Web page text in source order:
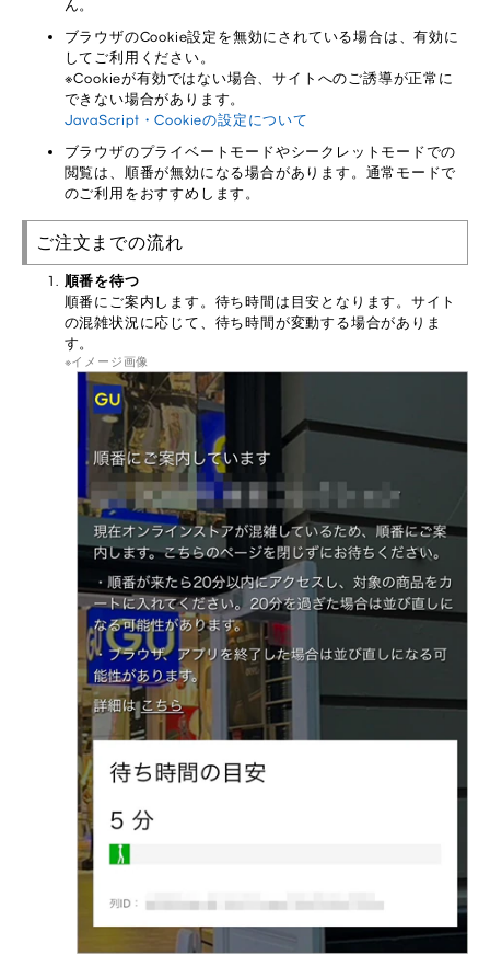
ん。
ブラウザのCookie設定を無効にされている場合は、有効に
してご利用ください。
※Cookieが有効ではない場合、サイトへのご誘導が正常に
できない場合があります。
JavaScript・Cookieの設定について
ブラウザのプライベートモードやシークレットモードでの
閲覧は、順番が無効になる場合があります。通常モードで
のご利用をおすすめします。
ご注文までの流れ
順番を待つ
順番にご案内します。待ち時間は目安となります。サイト
の混雑状況に応じて、待ち時間が変動する場合がありま
す。
イメージ画像